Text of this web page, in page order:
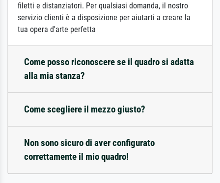
filetti e distanziatori. Per qualsiasi domanda, il nostro
servizio clienti è a disposizione per aiutarti a creare la
tua opera d'arte perfetta
Come posso riconoscere se il quadro si adatta
alla mia stanza?
Come scegliere il mezzo giusto?
Non sono sicuro di aver configurato
correttamente il mio quadro!